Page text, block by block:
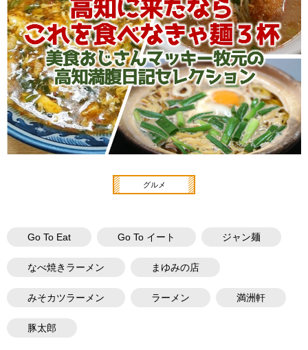
グルメ
Go To Eat Go To イート ジャン麺
なべ焼きラーメン まゆみの店
みそカツラーメン ラーメン 満洲軒
豚太郎